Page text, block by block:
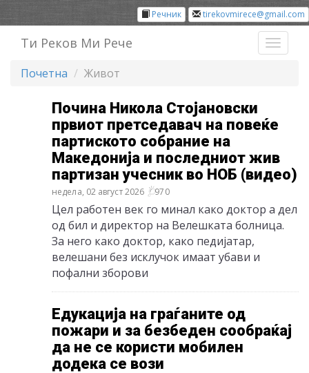
tirekovmirece@gmail.com
Речник
Toggle
Ти Реков Ми Рече
Почетна Живот
Почина Никола Стојановски
првиот претседавач на повеќе
партиското собрание на
Македонија и последниот жив
партизан учесник во НОБ (видео)
недела, 02 август 2026 970
Цел работен век го минал како доктор а дел
од бил и директор на Велешката болница.
За него како доктор, како педијатар,
велешани без исклучок имаат убави и
пофални зборови
Едукација на граѓаните од
пожари и за безбеден сообраќај
да не се користи мобилен
додека се вози